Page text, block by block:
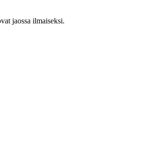
jaossa ilmaiseksi.